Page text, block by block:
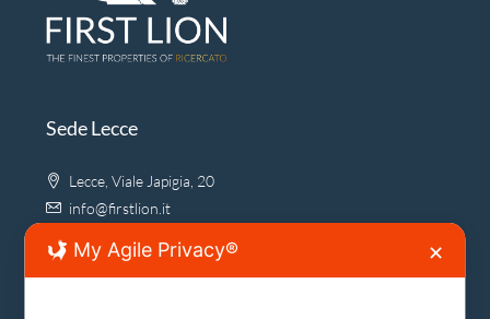
Sede Lecce
Lecce, Viale Japigia, 20
info@firstlion.it
My Agile Privacy® ✕